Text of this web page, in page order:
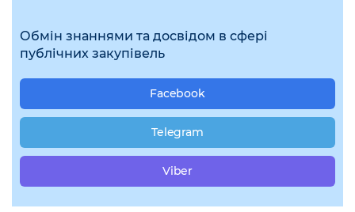
Обмін знаннями та досвідом в сфері
публічних закупівель
Facebook
Telegram
Viber